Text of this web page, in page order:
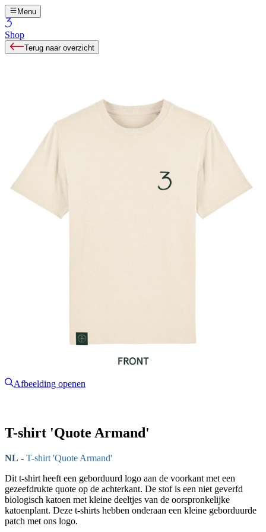
Menu
Shop
Terug naar overzicht
Afbeelding openen
T-shirt 'Quote Armand'
NL - T-shirt 'Quote Armand'
Dit t-shirt heeft een geborduurd logo aan de voorkant met een
gezeefdrukte quote op de achterkant. De stof is een niet geverfd
biologisch katoen met kleine deeltjes van de oorspronkelijke
katoenplant. Deze t-shirts hebben onderaan een kleine geborduurde
patch met ons logo.